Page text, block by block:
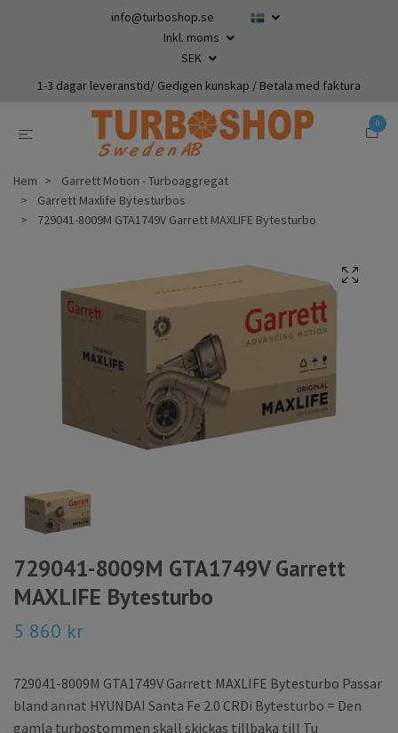
info@turboshop.se
Inkl. moms
SEK
1-3 dagar leveranstid/ Gedigen kunskap / Betala med faktura
0
Hem
Garrett Motion - Turboaggregat
Garrett Maxlife Bytesturbos
729041-8009M GTA1749V Garrett MAXLIFE Bytesturbo
729041-8009M GTA1749V Garrett
MAXLIFE Bytesturbo
5 860 kr
729041-8009M GTA1749V Garrett MAXLIFE Bytesturbo Passar
bland annat HYUNDAI Santa Fe 2.0 CRDi Bytesturbo = Den
gamla turbostommen skall skickas tillbaka till Tu